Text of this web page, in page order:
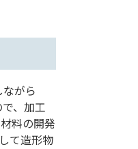
がら
、加工
料の開発
て造形物